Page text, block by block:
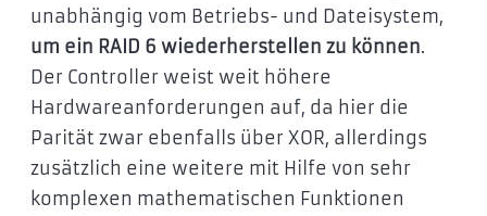
unabhängig vom Betriebs- und Dateisystem,
um ein RAID 6 wiederherstellen zu können.
Der Controller weist weit höhere
Hardwareanforderungen auf, da hier die
Parität zwar ebenfalls über XOR, allerdings
zusätzlich eine weitere mit Hilfe von sehr
komplexen mathematischen Funktionen